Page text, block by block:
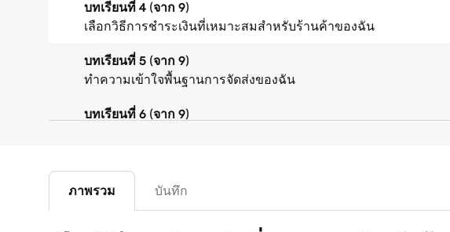
บทเรียนที่ 4 (จาก 9)
เลือกวิธีการชำระเงินที่เหมาะสมสำหรับร้านค้าของฉัน
บทเรียนที่ 5 (จาก 9)
ทำความเข้าใจพื้นฐานการจัดส่งของฉัน
บทเรียนที่ 6 (จาก 9)
สร้างร้านค้าออนไลน์ของคุณ
ภาพรวม บันทึก